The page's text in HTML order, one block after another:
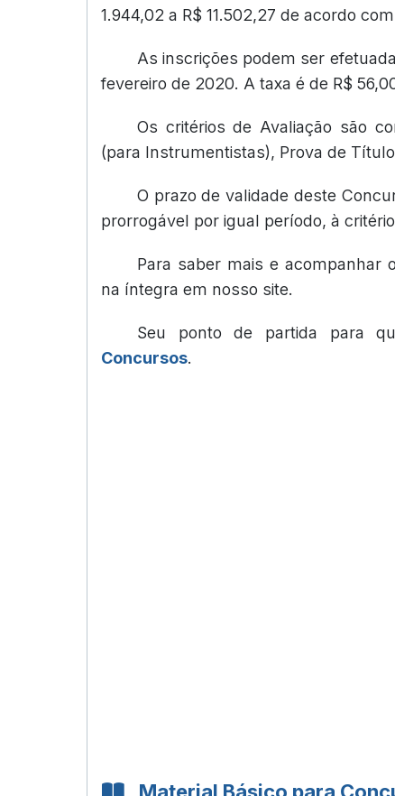
1.944,02 a R$ 11.502,27 de acordo
As inscrições podem ser
fevereiro de 2020. A taxa é de R$
Os critérios de Avaliação são
(para Instrumentistas), Prova de
O prazo de validade deste
prorrogável por igual período, à
Para saber mais e acompanhar
na íntegra em nosso site.
Seu ponto de partida para
Concursos.